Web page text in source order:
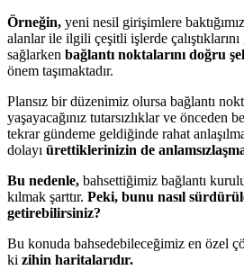
Örneğin, yeni nesil girişimlere
alanlar ile ilgili çeşitli işlerde
sağlarken bağlantı noktalarını doğru
önem taşımaktadır.
Plansız bir düzenimiz olursa bağlantı
yaşayacağınız tutarsızlıklar ve önceden
tekrar gündeme geldiğinde rahat
dolayı ürettiklerinizin de
Bu nedenle, bahsettiğimiz bağlantı
kılmak şarttır. Peki, bunu nasıl
getirebilirsiniz?
Bu konuda bahsedebileceğimiz en özel
ki zihin haritalarıdır.